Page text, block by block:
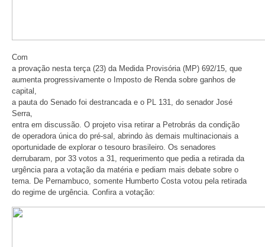
Com
a provação nesta terça (23) da Medida Provisória (MP) 692/15, que
aumenta progressivamente o Imposto de Renda sobre ganhos de
capital,
a pauta do Senado foi destrancada e o PL 131, do senador José
Serra,
entra em discussão. O projeto visa retirar a Petrobrás da condição
de operadora única do pré-sal, abrindo às demais multinacionais a
oportunidade de explorar o tesouro brasileiro. Os senadores
derrubaram, por 33 votos a 31, requerimento que pedia a retirada da
urgência para a votação da matéria e pediam mais debate sobre o
tema. De Pernambuco, somente Humberto Costa votou pela retirada
do regime de urgência. Confira a votação: